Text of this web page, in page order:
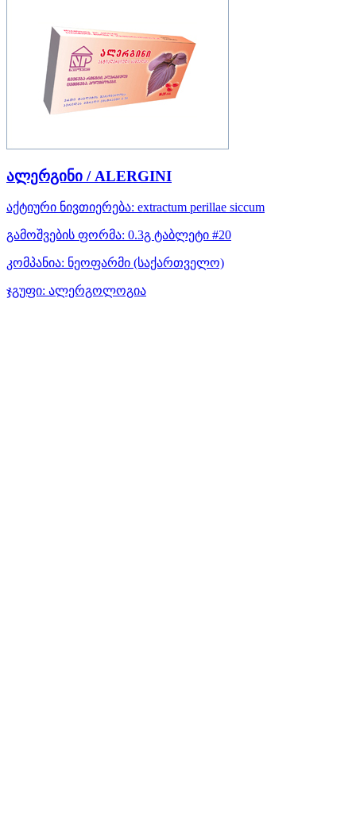
ალერგინი / ALERGINI
აქტიური ნივთიერება: extractum perillae siccum
გამოშვების ფორმა: 0.3გ ტაბლეტი #20
კომპანია: ნეოფარმი (საქართველო)
ჯგუფი: ალერგოლოგია